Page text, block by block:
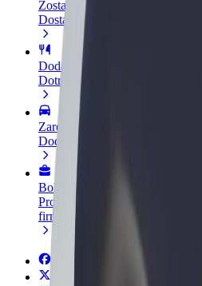
Zostań dostawcą
Dostarczaj jedzenie i otrzymuj
Dodaj swoją restaurację lub sklep
Dotrzyj do większej liczby
Zarejestruj się jako właściciel
Dodaj swoją flotę do Bolt i
Bolt for Business
Produkty i usługi Bolt
firmy